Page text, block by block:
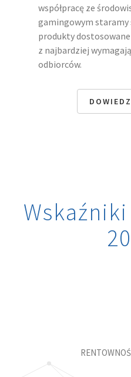
współpracę ze
gamingowym staramy
produkty
z najbardziej
odbiorców.